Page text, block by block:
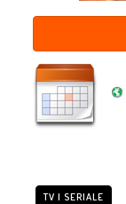
TV I SERIALE